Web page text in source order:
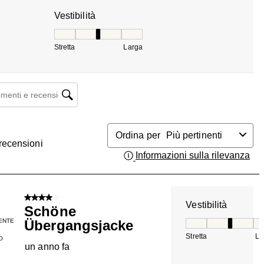
Vestibilità
Stretta Larga
e ricerca delle recensioni
recensioni
Ordina per
Più pertinenti
Informazioni sulla rilevanza
4 su 5 stelle.
Schöne
Übergangsjacke
un anno fa
Vestibilità
Stretta